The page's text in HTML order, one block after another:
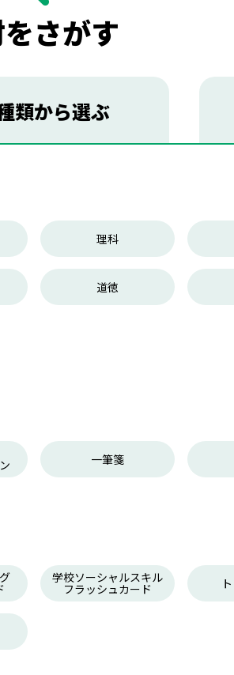
さがす
類から選ぶ
理科
道徳
一筆箋
学校ソーシャルスキル
フラッシュカード